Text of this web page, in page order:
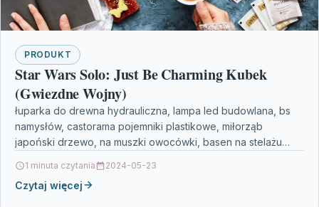
PRODUKT
Star Wars Solo: Just Be Charming Kubek
(Gwiezdne Wojny)
łuparka do drewna hydrauliczna, lampa led budowlana, bs
namysłów, castorama pojemniki plastikowe, miłorząb
japoński drzewo, na muszki owocówki, basen na stelażu
1 minuta czytania 2024-05-23
Czytaj więcej